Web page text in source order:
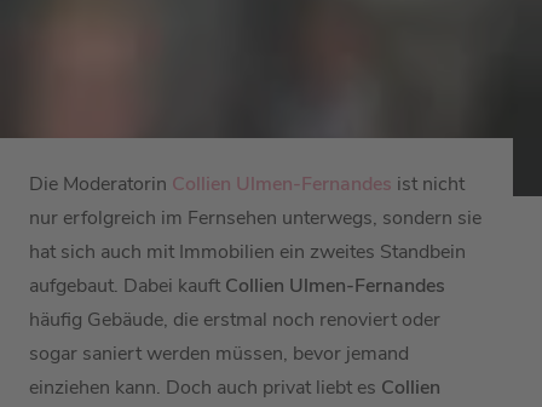
Die Moderatorin Collien Ulmen-Fernandes ist nicht
nur erfolgreich im Fernsehen unterwegs, sondern sie
hat sich auch mit Immobilien ein zweites Standbein
aufgebaut. Dabei kauft Collien Ulmen-Fernandes
häufig Gebäude, die erstmal noch renoviert oder
sogar saniert werden müssen, bevor jemand
einziehen kann. Doch auch privat liebt es Collien